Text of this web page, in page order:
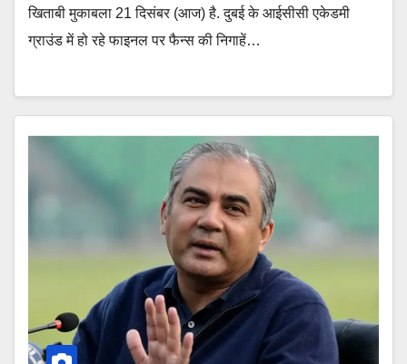
खिताबी मुकाबला 21 दिसंबर (आज) है. दुबई के आईसीसी एकेडमी
ग्राउंड में हो रहे फाइनल पर फैन्स की निगाहें…